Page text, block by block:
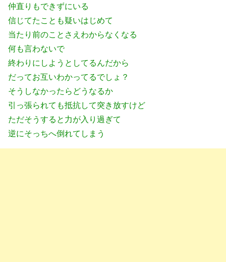
仲直りもできずにいる
信じてたことも疑いはじめて
当たり前のことさえわからなくなる
何も言わないで
終わりにしようとしてるんだから
だってお互いわかってるでしょ？
そうしなかったらどうなるか
引っ張られても抵抗して突き放すけど
ただそうすると力が入り過ぎて
逆にそっちへ倒れてしまう